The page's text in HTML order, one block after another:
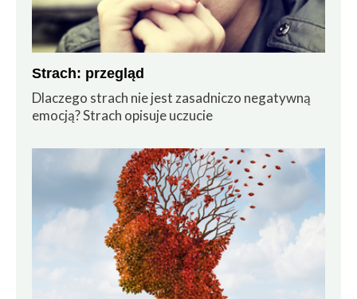
Strach: przegląd
Dlaczego strach nie jest zasadniczo negatywną
emocją? Strach opisuje uczucie